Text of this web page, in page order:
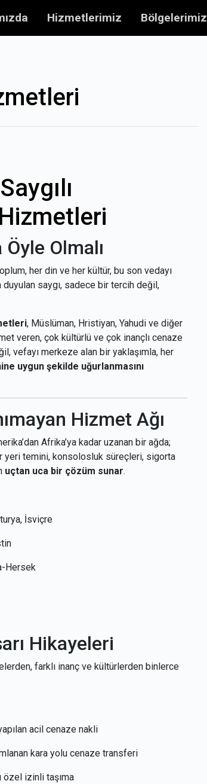
Hizmetlerimiz Bölgelerimiz
Olmalı
her din ve her kültür, bu son vedayı
saygı, sadece bir tercih değil,
, Müslüman, Hristiyan, Yahudi ve diğer
veren, çok kültürlü ve çok inançlı cenaze
vefayı merkeze alan bir yaklaşımla, her
uygun şekilde uğurlanmasını
Hizmet Ağı
Afrika’ya kadar uzanan bir ağda;
yeri temini, konsolosluk süreçleri, sigorta
uçtan uca bir çözüm sunar.
İsviçre
Hersek
Hikayeleri
farklı inanç ve kültürlerden binlerce
acil cenaze nakli
kara yolu cenaze transferi
izinli taşıma